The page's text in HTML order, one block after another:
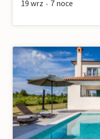
19 wrz • 7 noce